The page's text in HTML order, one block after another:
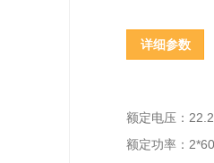
详细参数
额定电压：
额定功率：